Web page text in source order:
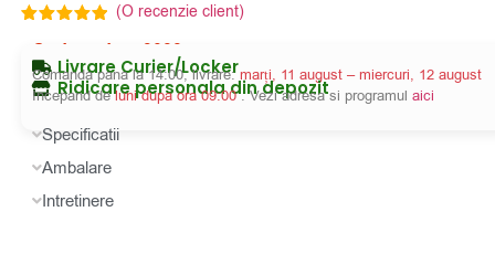
5.00 din 5
pe baza
unei singure
evaluări
(O recenzie client)
Cod produs: 3088
Livrare Curier/Locker
Comanda pana la 14:00, livrare:marți, 11 august – miercuri, 12 august
Ridicare personala din depozit
Incepand deluni dupa ora 09:00. Vezi adresa si programul aici
Specificatii
Ambalare
Intretinere